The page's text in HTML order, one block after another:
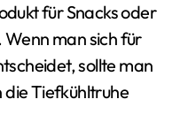
für Snacks oder
man sich für
sollte man
die Tiefkühltruhe